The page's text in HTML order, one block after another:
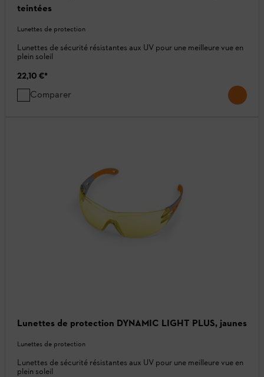
teintées
Lunettes de protection
Lunettes de sécurité résistantes aux UV pour une meilleure vue en
plein soleil
22,10 €*
Comparer
Lunettes de protection DYNAMIC LIGHT PLUS, jaunes
Lunettes de protection
Lunettes de sécurité résistantes aux UV pour une meilleure vue en
plein soleil